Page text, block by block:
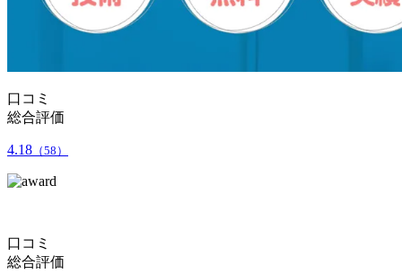
口コミ
総合評価
4.18 （58）
口コミ
総合評価